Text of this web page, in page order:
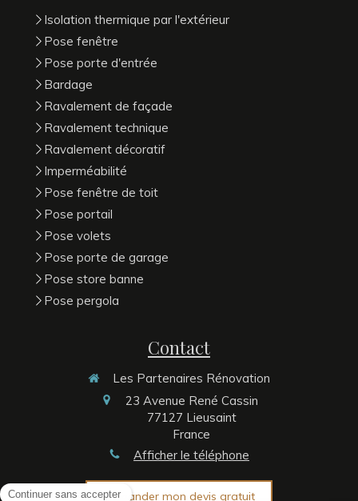
Isolation thermique par l'extérieur
Pose fenêtre
Pose porte d'entrée
Bardage
Ravalement de façade
Ravalement technique
Ravalement décoratif
Imperméabilité
Pose fenêtre de toit
Pose portail
Pose volets
Pose porte de garage
Pose store banne
Pose pergola
Contact
Les Partenaires Rénovation
23 Avenue René Cassin
77127 Lieusaint
France
Afficher le téléphone
Demander mon devis gratuit